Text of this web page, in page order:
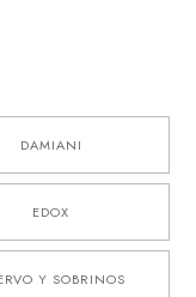
DAMIANI
EDOX
Y SOBRINOS